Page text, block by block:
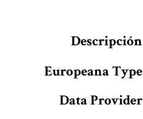
Descripción
Europeana Type
Data Provider